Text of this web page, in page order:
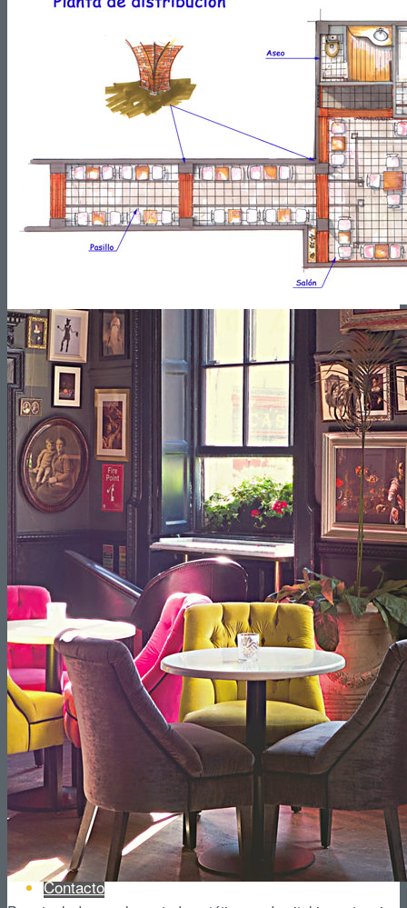
Reformas de Cafeterías
Reformas de Oficinas
Presupuestos
¿Cuánto cuesta Reformar un Piso?
¿Cuánto cuesta Reformar un Baño?
¿Cuánto cuesta reformar una cocina?
Interiorismo
Blog
Contacto